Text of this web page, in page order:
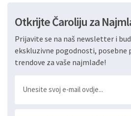
Otkrijte Čaroliju za
Prijavite se na naš newsletter i
ekskluzivne pogodnosti, posebne
trendove za vaše najmlađe!